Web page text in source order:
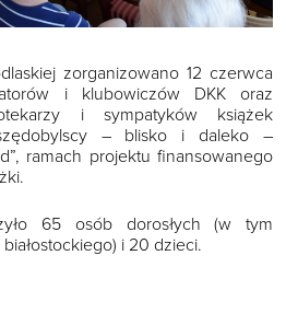
zorganizowano 12 czerwca
i klubowiczów DKK oraz
i sympatyków książek
– blisko i daleko –
ramach projektu finansowanego
65 osób dorosłych (w tym
i 20 dzieci.